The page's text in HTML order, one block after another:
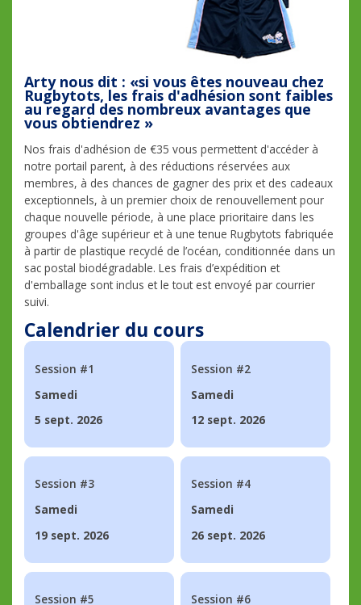
Arty nous dit : «si vous êtes nouveau chez
Rugbytots, les frais d'adhésion sont faibles
au regard des nombreux avantages que
vous obtiendrez »
Nos frais d'adhésion de €35 vous permettent d'accéder à
notre portail parent, à des réductions réservées aux
membres, à des chances de gagner des prix et des cadeaux
exceptionnels, à un premier choix de renouvellement pour
chaque nouvelle période, à une place prioritaire dans les
groupes d'âge supérieur et à une tenue Rugbytots fabriquée
à partir de plastique recyclé de l’océan, conditionnée dans un
sac postal biodégradable. Les frais d’expédition et
d'emballage sont inclus et le tout est envoyé par courrier
suivi.
Calendrier du cours
Session #1
Samedi
5 sept. 2026
Session #2
Samedi
12 sept. 2026
Session #3
Samedi
19 sept. 2026
Session #4
Samedi
26 sept. 2026
Session #5
Session #6